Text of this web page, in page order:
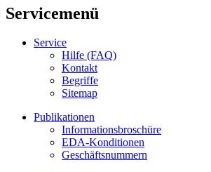
Servicemenü
Service
Hilfe (FAQ)
Kontakt
Begriffe
Sitemap
Publikationen
Informationsbroschüre
EDA-Konditionen
Geschäftsnummern